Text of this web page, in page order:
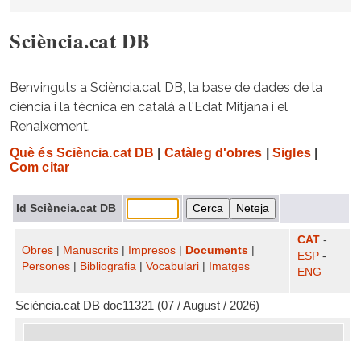
Sciència.cat DB
Benvinguts a Sciència.cat DB, la base de dades de la
ciència i la tècnica en català a l'Edat Mitjana i el
Renaixement.
Què és Sciència.cat DB Catàleg d'obres Sigles|
Com citar
Id Sciència.cat DB
Obres Manuscrits Impresos Documents
Persones
Bibliografia Vocabulari Imatges
CAT -
ESP -
ENG
Sciència.cat DB doc11321 (07 / August / 2026)